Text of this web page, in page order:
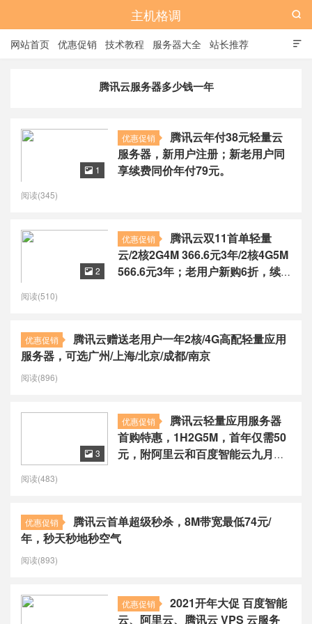
主机格调

网站首页 优惠促销 技术教程 服务器大全 站长推荐

腾讯云服务器多少钱一年
优惠促销
腾讯云年付38元轻量云
服务器，新用户注册；新老用户同
享续费同价年付79元。
 1
阅读(345)
优惠促销
腾讯云双11首单轻量
云/2核2G4M 366.6元3年/2核4G5M
566.6元3年；老用户新购6折，续
 2
阅读(510)
优惠促销
腾讯云赠送老用户一年2核/4G高配轻量应用
服务器，可选广州/上海/北京/成都/南京
阅读(896)
优惠促销
腾讯云轻量应用服务器
首购特惠，1H2G5M，首年仅需50
元，附阿里云和百度智能云九月活
 3
阅读(483)
优惠促销
腾讯云首单超级秒杀，8M带宽最低74元/
年，秒天秒地秒空气
阅读(893)
优惠促销
2021开年大促 百度智能
云、阿里云、腾讯云 VPS 云服务